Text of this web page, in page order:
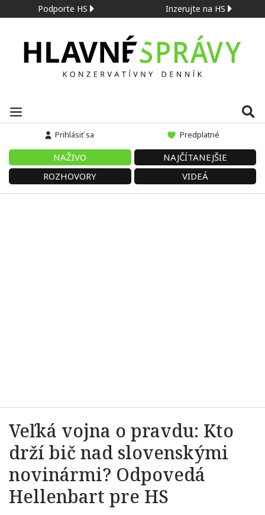
Podporte HS Inzerujte na HS
Prihlásiť sa Predplatné
NAŽIVO
NAJČÍTANEJŠIE
ROZHOVORY
VIDEÁ
Veľká vojna o pravdu: Kto
drží bič nad slovenskými
novinármi? Odpovedá
Hellenbart pre HS